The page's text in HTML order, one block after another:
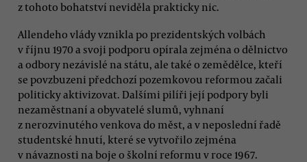
z tohoto bohatství neviděla prakticky nic.
Allendeho vlády vznikla po prezidentských volbách
v říjnu 1970 a svoji podporu opírala zejména o dělnictvo
a odbory nezávislé na státu, ale také o zemědělce, kteří
se povzbuzeni předchozí pozemkovou reformou začali
politicky aktivizovat. Dalšími pilíři její podpory byli
nezaměstnaní a obyvatelé slumů, vyhnaní
z nerozvinutého venkova do měst, a v neposlední řadě
studentské hnutí, které se vytvořilo zejména
v návaznosti na boje o školní reformu v roce 1967.